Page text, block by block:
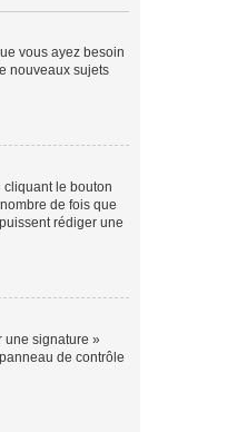
vous ayez besoin
nouveaux sujets
cliquant le bouton
de fois que
rédiger une
une signature »
de contrôle